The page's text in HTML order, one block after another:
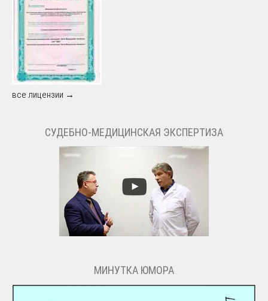
все лицензии →
СУДЕБНО-МЕДИЦИНСКАЯ ЭКСПЕРТИЗА
МИНУТКА ЮМОРА